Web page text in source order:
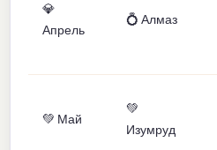
💎
Апрель
💍 Алмаз
💚 Май
💚
Изумруд